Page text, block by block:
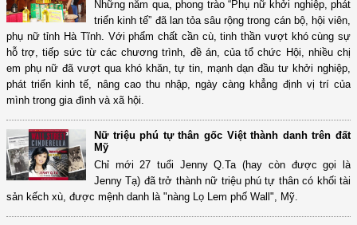
Những năm qua, phong trào “Phụ nữ khởi nghiệp, phát
triển kinh tế” đã lan tỏa sâu rộng trong cán bộ, hội viên,
phụ nữ tỉnh Hà Tĩnh. Với phẩm chất cần cù, tinh thần vượt khó cùng sự
hỗ trợ, tiếp sức từ các chương trình, đề án, của tổ chức Hội, nhiều chị
em phụ nữ đã vượt qua khó khăn, tự tin, mạnh dạn đầu tư khởi nghiệp,
phát triển kinh tế, nâng cao thu nhập, ngày càng khẳng định vị trí của
mình trong gia đình và xã hội.
Nữ triệu phú tự thân gốc Việt thành danh trên đất
Mỹ
Chỉ mới 27 tuổi Jenny Q.Ta (hay còn được gọi là
Jenny Tạ) đã trở thành nữ triệu phú tự thân có khối tài
sản kếch xù, được mệnh danh là "nàng Lọ Lem phố Wall", Mỹ.